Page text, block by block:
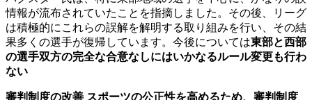
情報が流布されていたことを指摘しました。その後、リーグ
は積極的にこれらの誤解を解明する取り組みを行い、その結
果多くの選手が復帰しています。今後については東部と西部
の選手双方の完全な合意なしにはいかなるルール変更も行わ
ない
審判制度の改善 スポーツの公正性を高めるため、審判制度